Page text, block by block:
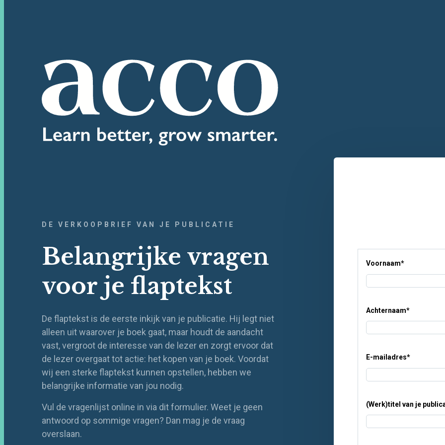
DE VERKOOPBRIEF VAN JE PUBLICATIE
Belangrijke vragen
voor je flaptekst
De flaptekst is de eerste inkijk van je publicatie. Hij legt niet
alleen uit waarover je boek gaat, maar houdt de aandacht
vast, vergroot de interesse van de lezer en zorgt ervoor dat
de lezer overgaat tot actie: het kopen van je boek. Voordat
wij een sterke flaptekst kunnen opstellen, hebben we
belangrijke informatie van jou nodig.
Vul de vragenlijst online in via dit formulier. Weet je geen
antwoord op sommige vragen? Dan mag je de vraag
overslaan.
Voornaam*
Achternaam*
E-mailadres*
(Werk)titel van je